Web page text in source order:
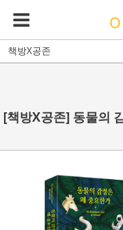
책방X공존
[책방X공존] 동물의